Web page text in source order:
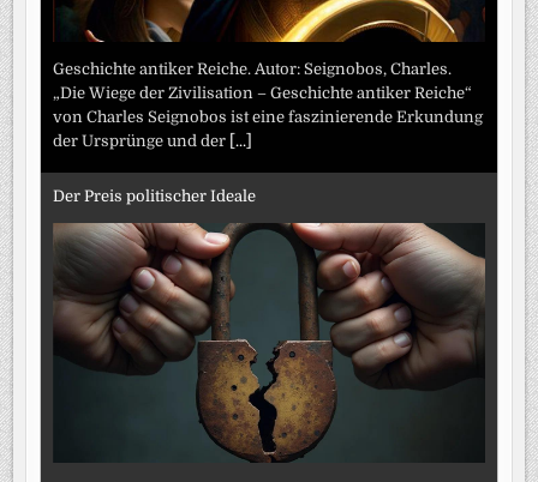
Geschichte antiker Reiche. Autor: Seignobos, Charles.
„Die Wiege der Zivilisation – Geschichte antiker Reiche“
von Charles Seignobos ist eine faszinierende Erkundung
der Ursprünge und der [...]
Der Preis politischer Ideale